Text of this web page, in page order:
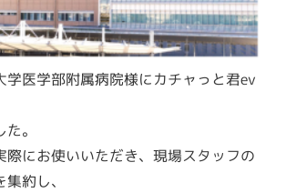
学医学部附属病院様にカチャっと君ev
。
際にお使いいただき、現場スタッフの
約し、